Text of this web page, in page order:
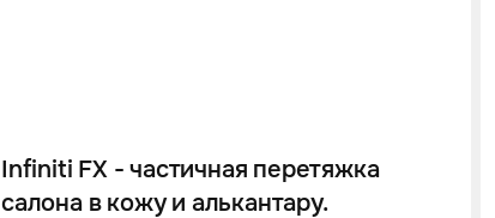
Infiniti FX - частичная перетяжка
салона в кожу и алькантару.